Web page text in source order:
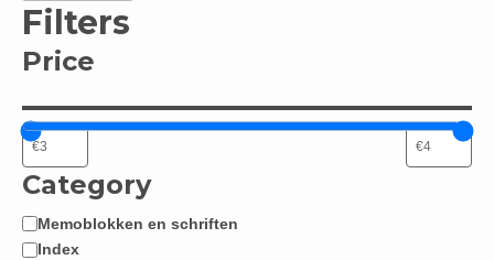
Filters
Price
Category
Categorie
Memoblokken en schriften
Index